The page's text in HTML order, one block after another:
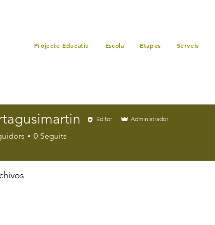
Projecte Educatiu Escola Etapes Serveis
Editor Administrador
0 Seguits